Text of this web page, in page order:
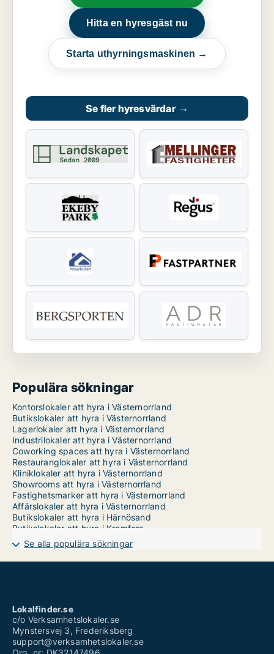
Hitta en hyresgäst nu
Starta uthyrningsmaskinen →
Se fler hyresvärdar →
Populära sökningar
Kontorslokaler att hyra i Västernorrland
Butikslokaler att hyra i Västernorrland
Lagerlokaler att hyra i Västernorrland
Industrilokaler att hyra i Västernorrland
Coworking spaces att hyra i Västernorrland
Restauranglokaler att hyra i Västernorrland
Kliniklokaler att hyra i Västernorrland
Showrooms att hyra i Västernorrland
Fastighetsmarker att hyra i Västernorrland
Affärslokaler att hyra i Västernorrland
Butikslokaler att hyra i Härnösand
Butikslokaler att hyra i Kramfors
Butikslokaler att hyra i Sollefteå
Butikslokaler att hyra i Sundsvall
Butikslokaler att hyra i Timrå
Se alla populära sökningar
Lokalfinder.se
c/o Verksamhetslokaler.se
Mynstersvej 3, Frederiksberg
support@verksamhetslokaler.se